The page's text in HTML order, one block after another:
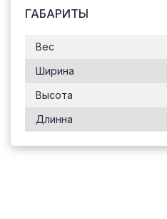
ГАБАРИТЫ
Вес
Ширина
Высота
Длинна